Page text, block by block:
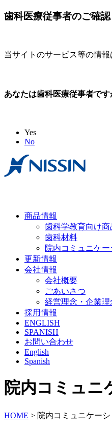
歯科医療従事者のご確認
当サイトのサービス等の情
あなたは歯科医療従事者です
Yes
No
商品情報
歯科学教育向け
歯科材料
院内コミュニケ
更新情報
会社情報
会社概要
ごあいさつ
経営理念・企業理
採用情報
ENGLISH
SPANISH
お問い合わせ
English
Spanish
院内コミュニ
HOME > 院内コミュニケー